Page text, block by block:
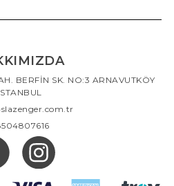
BERFİN SK. NO:3 ARNAVUTKÖY